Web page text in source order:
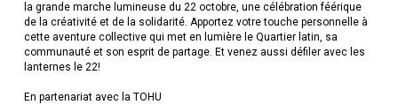
la grande marche lumineuse du 22 octobre, une célébration féérique
de la créativité et de la solidarité. Apportez votre touche personnelle à
cette aventure collective qui met en lumière le Quartier latin, sa
communauté et son esprit de partage. Et venez aussi défiler avec les
lanternes le 22!
En partenariat avec la TOHU